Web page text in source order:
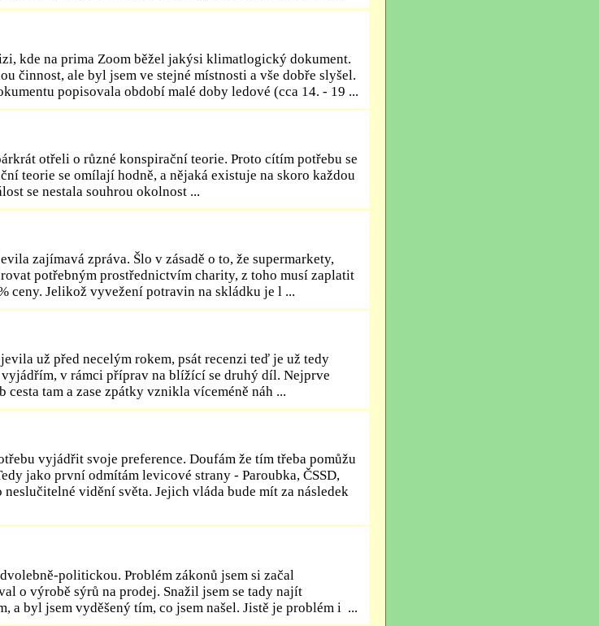
kde na prima Zoom běžel jakýsi klimatlogický dokument.
činnost, ale byl jsem ve stejné místnosti a vše dobře slyšel.
popisovala období malé doby ledové (cca 14. - 19 ...
otřeli o různé konspirační teorie. Proto cítím potřebu se
teorie se omílají hodně, a nějaká existuje na skoro každou
se nestala souhrou okolnost ...
zajímavá zpráva. Šlo v zásadě o to, že supermarkety,
potřebným prostřednictvím charity, z toho musí zaplatit
ceny. Jelikož vyvežení potravin na skládku je l ...
už před necelým rokem, psát recenzi teď je už tedy
v rámci příprav na blížící se druhý díl. Nejprve
tam a zase zpátky vznikla víceméně náh ...
vyjádřit svoje preference. Doufám že tím třeba pomůžu
jako první odmítám levicové strany - Paroubka, ČSSD,
neslučitelné vidění světa. Jejich vláda bude mít za následek
politickou. Problém zákonů jsem si začal
o výrobě sýrů na prodej. Snažil jsem se tady najít
a byl jsem vyděšený tím, co jsem našel. Jistě je problém i ...